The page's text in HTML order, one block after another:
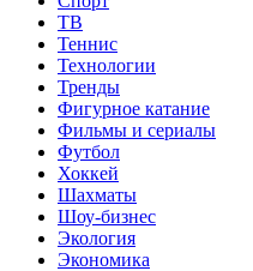
ТВ
Теннис
Технологии
Тренды
Фигурное катание
Фильмы и сериалы
Футбол
Хоккей
Шахматы
Шоу-бизнес
Экология
Экономика